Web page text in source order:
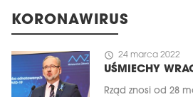
KORONAWIRUS
schedule 24 marca 2022
UŚMIECHY
Rząd znosi od 28